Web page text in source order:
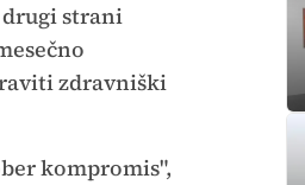
strani
zdravniški
kompromis",